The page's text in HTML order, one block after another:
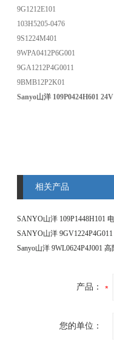
9G1212E101
103H5205-0476
9S1224M401
9WPA0412P6G001
9GA1212P4G0011
9BMB12P2K01
Sanyo山洋 109P0424H601
相关产品
SANYO山洋 109P1448H101
产品：
您的单位：